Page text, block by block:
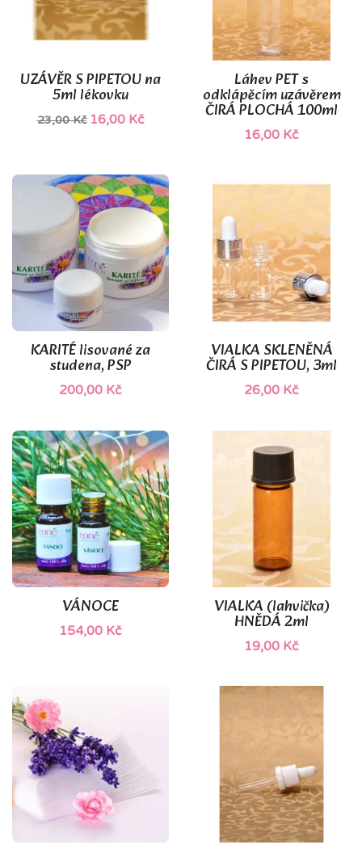
UZÁVĚR S PIPETOU na
5ml lékovku
23,00 Kč 16,00 Kč
Láhev PET s
odklápěcím uzávěrem
ČIRÁ PLOCHÁ 100ml
16,00 Kč
KARITÉ lisované za
studena, PSP
200,00 Kč
VIALKA SKLENĚNÁ
ČIRÁ S PIPETOU, 3ml
26,00 Kč
VÁNOCE
154,00 Kč
(1)
VIALKA (lahvička)
HNĚDÁ 2ml
19,00 Kč